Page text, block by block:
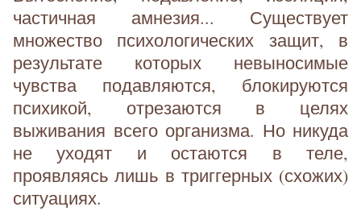
частичная амнезия... Существует
множество психологических защит, в
результате которых невыносимые
чувства подавляются, блокируются
психикой, отрезаются в целях
выживания всего организма. Но никуда
не уходят и остаются в теле,
проявляясь лишь в триггерных (схожих)
ситуациях.